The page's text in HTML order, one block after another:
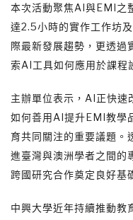
本次活動聚焦AI與EMI之
達2.5小時的實作工作坊
際最新發展趨勢，更透過
索AI工具如何應用於課程
主辦單位表示，AI正快速
如何善用AI提升EMI教學
育共同關注的重要議題。
進臺灣與澳洲學者之間的
跨國研究合作奠定良好基
中興大學近年持續推動教